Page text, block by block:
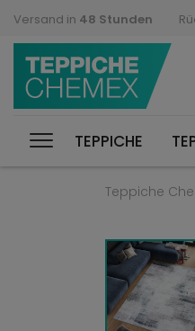
Versand in 48 Stunden
TEPPICHE
Teppiche